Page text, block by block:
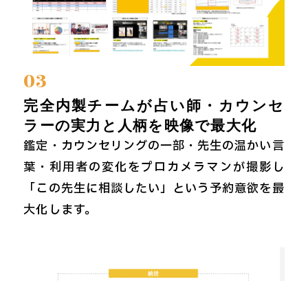
03
完全内製チームが占い師・カウンセ
ラーの実力と人柄を映像で最大化
鑑定・カウンセリングの一部・先生の温かい言
葉・利用者の変化をプロカメラマンが撮影し
「この先生に相談したい」という予約意欲を最
大化します。